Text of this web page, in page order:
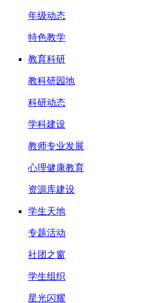
年级动态
特色教学
教育科研
教科研园地
科研动态
学科建设
教师专业发展
心理健康教育
资源库建设
学生天地
专题活动
社团之窗
学生组织
星光闪耀